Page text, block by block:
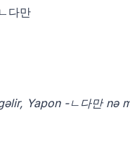
다만
Yapon -ㄴ다만 nə